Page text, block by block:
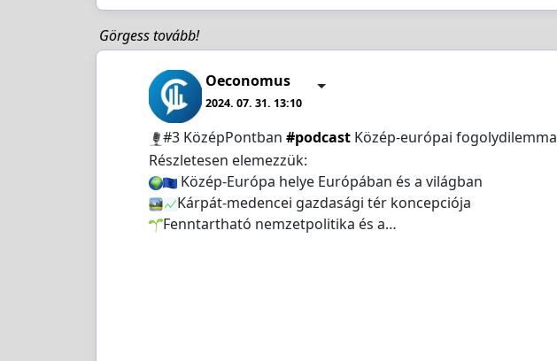
Görgess tovább!
Oeconomus
2024. 07. 31. 13:10
️#3 KözépPontban #podcast Közép-európai fogolydilemma
Részletesen elemezzük:
Közép-Európa helye Európában és a világban
Kárpát-medencei gazdasági tér koncepciója
Fenntartható nemzetpolitika és a…